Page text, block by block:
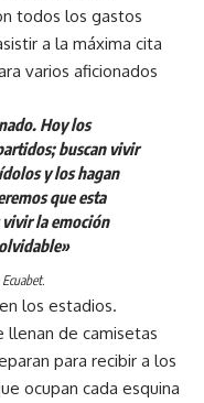
todos los gastos
a la máxima cita
varios aficionados
Hoy los
buscan vivir
y los hagan
que esta
la emoción
los estadios.
llenan de camisetas
para recibir a los
ocupan cada esquina